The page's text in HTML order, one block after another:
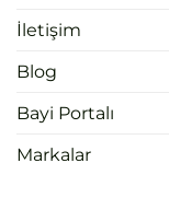
İletişim
Blog
Bayi Portalı
Markalar